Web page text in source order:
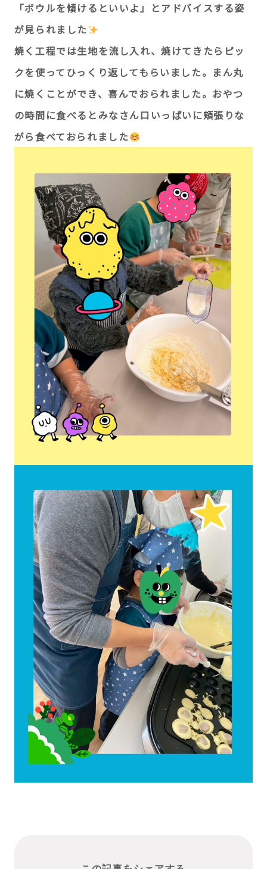
「ボウルを傾けるといいよ」とアドバイスする姿
が見られました
焼く工程では生地を流し入れ、焼けてきたらピッ
クを使ってひっくり返してもらいました。まん丸
に焼くことができ、喜んでおられました。おやつ
の時間に食べるとみなさん口いっぱいに頬張りな
がら食べておられました